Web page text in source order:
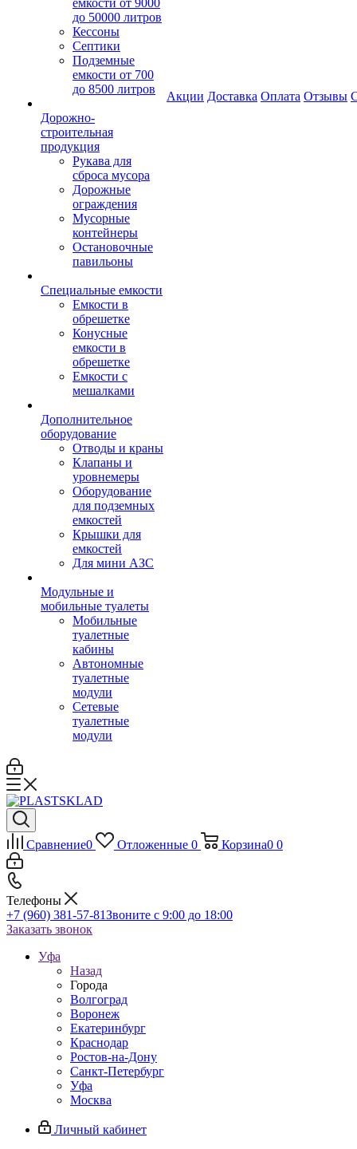
емкости от 9000
до 50000 литров
Кессоны
Септики
Подземные
емкости от 700
до 8500 литров
Дорожно-
строительная
продукция
Рукава для
сброса мусора
Дорожные
ограждения
Мусорные
контейнеры
Остановочные
павильоны
Специальные емкости
Емкости в
обрешетке
Конусные
емкости в
обрешетке
Емкости с
мешалками
Дополнительное
оборудование
Отводы и краны
Клапаны и
уровнемеры
Оборудование
для подземных
емкостей
Крышки для
емкостей
Для мини АЗС
Модульные и
мобильные туалеты
Мобильные
туалетные
кабины
Автономные
туалетные
модули
Сетевые
туалетные
модули
Акции Доставка Оплата Отзывы
Сравнение0 Отложенные 0 Корзина0 0
Телефоны
+7 (960) 381-57-81Звоните с 9:00 до 18:00
Заказать звонок
Уфа
Назад
Города
Волгоград
Воронеж
Екатеринбург
Краснодар
Ростов-на-Дону
Санкт-Петербург
Уфа
Москва
Личный кабинет